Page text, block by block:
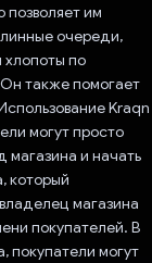
позволяет им
очереди,
хлопоты по
также помогает
Kraqn
могут просто
магазина и начать
который
магазина
покупателей. В
покупатели могут